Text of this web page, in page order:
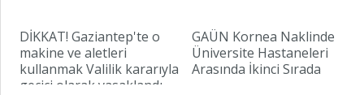
DİKKAT! Gaziantep'te o
makine ve aletleri
kullanmak Valilik kararıyla
geçici olarak yasaklandı
GAÜN Kornea Naklinde
Üniversite Hastaneleri
Arasında İkinci Sırada